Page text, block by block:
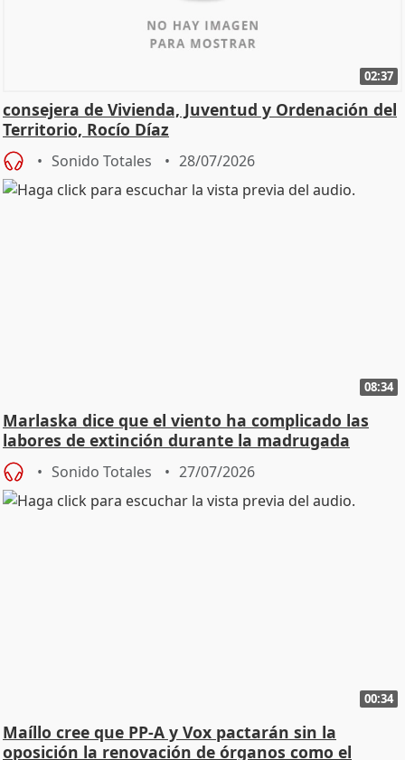
02:37
consejera de Vivienda, Juventud y Ordenación del
Territorio, Rocío Díaz
Sonido Totales 28/07/2026
08:34
Marlaska dice que el viento ha complicado las
labores de extinción durante la madrugada
Sonido Totales 27/07/2026
00:34
Maíllo cree que PP-A y Vox pactarán sin la
oposición la renovación de órganos como el